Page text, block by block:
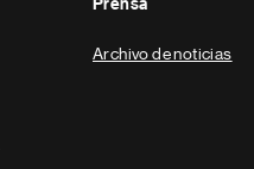
Prensa
Archivo de noticias